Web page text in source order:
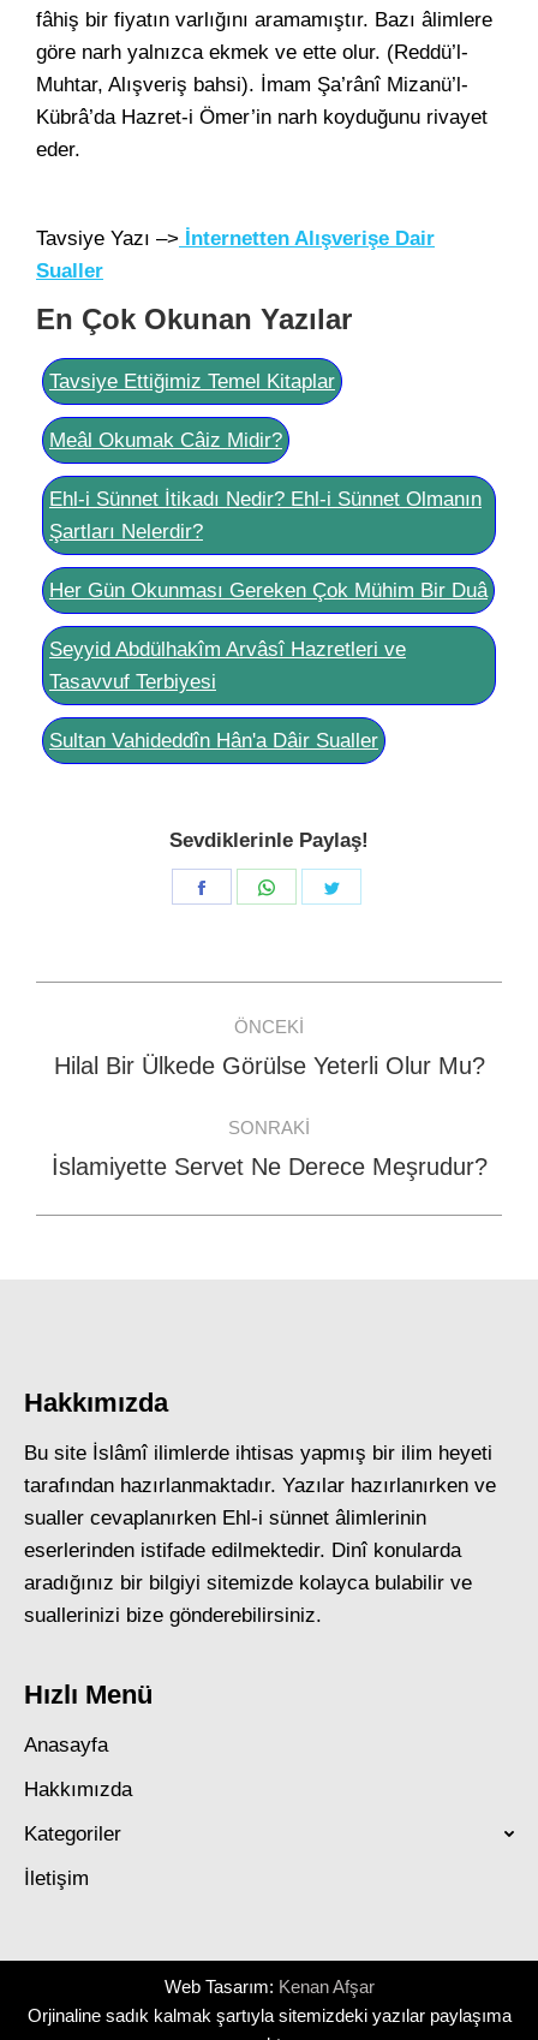
fâhiş bir fiyatın varlığını aramamıştır. Bazı âlimlere
göre narh yalnızca ekmek ve ette olur. (Reddü’l-
Muhtar, Alışveriş bahsi). İmam Şa’rânî Mizanü’l-
Kübrâ’da Hazret-i Ömer’in narh koyduğunu rivayet
eder.
Tavsiye Yazı –> İnternetten Alışverişe Dair
Sualler
En Çok Okunan Yazılar
Tavsiye Ettiğimiz Temel Kitaplar
Meâl Okumak Câiz Midir?
Ehl-i Sünnet İtikadı Nedir? Ehl-i Sünnet Olmanın
Şartları Nelerdir?
Her Gün Okunması Gereken Çok Mühim Bir Duâ
Seyyid Abdülhakîm Arvâsî Hazretleri ve
Tasavvuf Terbiyesi
Sultan Vahideddîn Hân'a Dâir Sualler
Sevdiklerinle Paylaş!
Share
Share
navigation
ÖNCEKI
Previous
Hilal Bir Ülkede Görülse Yeterli Olur Mu?
SONRAKI
Next
İslamiyette Servet Ne Derece Meşrudur?
Hakkımızda
Bu site İslâmî ilimlerde ihtisas yapmış bir ilim heyeti
tarafından hazırlanmaktadır. Yazılar hazırlanırken ve
sualler cevaplanırken Ehl-i sünnet âlimlerinin
eserlerinden istifade edilmektedir. Dinî konularda
aradığınız bir bilgiyi sitemizde kolayca bulabilir ve
suallerinizi bize gönderebilirsiniz.
Hızlı Menü
Anasayfa
Hakkımızda
Kategoriler
İletişim
Web Tasarım: Kenan Afşar
Orjinaline sadık kalmak şartıyla sitemizdeki yazılar paylaşıma